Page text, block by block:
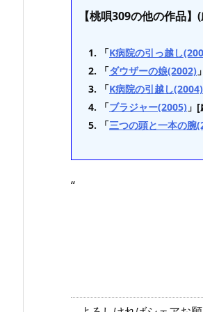
【桃唄309の他の作品
「K病院の引っ越し
「ダウザーの娘(2002)
「K病院の引越し(2004)
「ブラジャー(2005) 」
「三つの頭と一本の腕
“